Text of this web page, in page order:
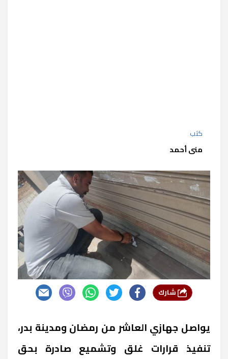
كتب
منى أحمد
يواصل جهازي العاشر من رمضان ومدينة بدر،
تنفيذ قرارات غلق وتشميع صادرة بحق